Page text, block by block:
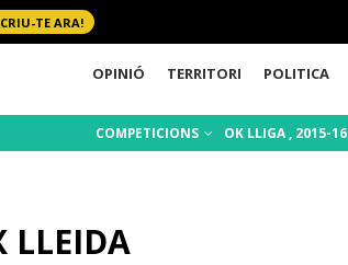
TE ARA!
OPINIÓ TERRITORI POLITICA
COMPETICIONS OK LLIGA , 2015-16
LLEIDA